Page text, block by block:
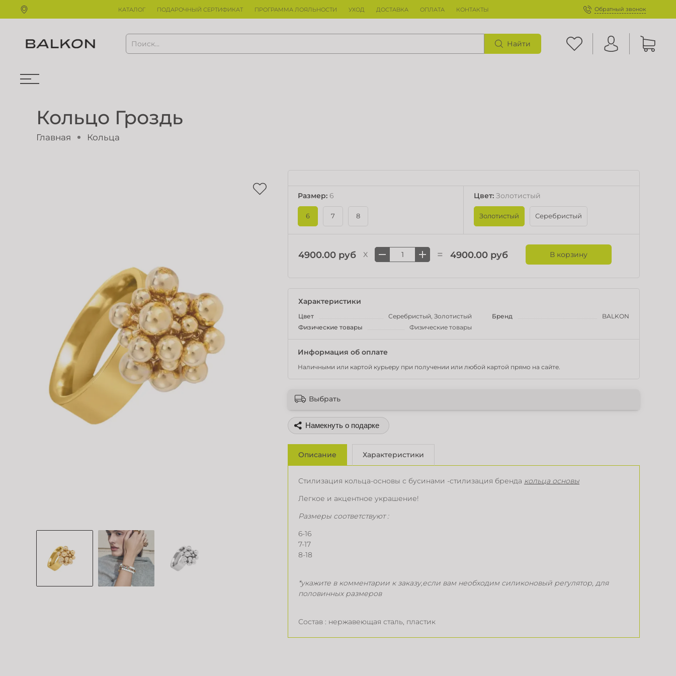
КАТАЛОГ ПОДАРОЧНЫЙ СЕРТИФИКАТ ПРОГРАММА ЛОЯЛЬНОСТИ УХОД ДОСТАВКА ОПЛАТА КОНТАКТЫ Обратный звонок
Найти
Кольцо Гроздь
Главная Кольца
Размер: 6
6 7 8
Цвет: Золотистый
Золотистый Серебристый
4900.00 руб X = 4900.00 руб В корзину
Характеристики
Цвет Серебристый, Золотистый Бренд
BALKON
Физические товары
Физические товары
Информация об оплате
Наличными или картой курьеру при получении или любой картой прямо на сайте.
Выбрать
Поделиться
Описание Характеристики
Стилизация кольца-основы с бусинами -стилизация бренда кольца основы
Легкое и акцентное украшение!
Размеры соответствуют :
6-16
7-17
8-18
*укажите в комментарии к заказу,если вам необходим силиконовый регулятор, для
половинных размеров
Состав : нержавеющая сталь, пластик